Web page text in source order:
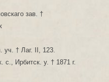
зав. †
уч. † Лаг. II, 123.
с., Ирбитск. у. † 1871 г.